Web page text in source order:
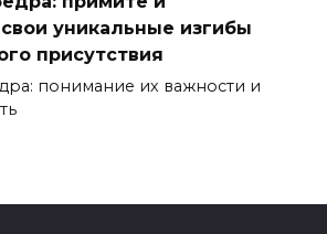
уникальные изгибы
присутствия
понимание их важности и